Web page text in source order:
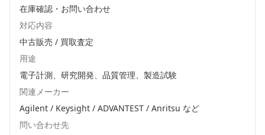
在庫確認・お問い合わせ
対応内容
中古販売 / 買取査定
用途
電子計測、研究開発、品質管理、製造試験
関連メーカー
Agilent / Keysight / ADVANTEST / Anritsu など
問い合わせ先